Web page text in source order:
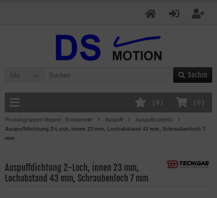
Alle Suchen
( 0 )
( 0 )
Produktgruppen Moped-, Scooterteile Auspuff
Auspuffzubehör
Auspuffdichtung 2-Loch, innen 23 mm, Lochabstand 43 mm, Schraubenloch 7
mm
Auspuffdichtung 2-Loch, innen 23 mm,
Lochabstand 43 mm, Schraubenloch 7 mm